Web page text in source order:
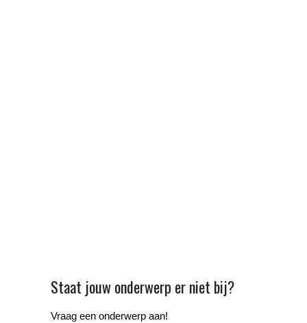
Staat jouw onderwerp er niet bij?
Vraag een onderwerp aan!